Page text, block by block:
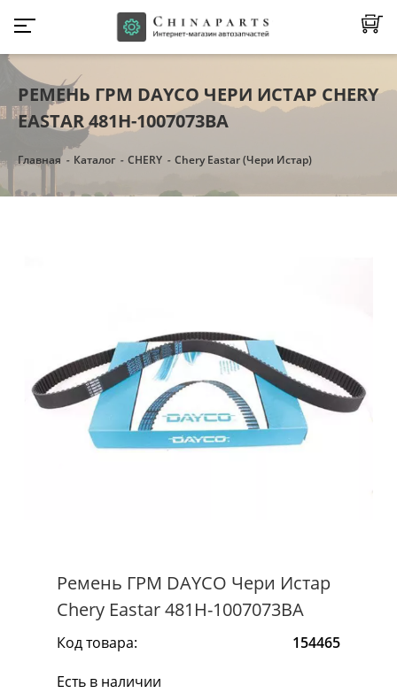
РЕМЕНЬ ГРМ DAYCO ЧЕРИ ИСТАР CHERY
EASTAR 481H-1007073BA
Главная Каталог CHERY Chery Eastar (Чери Истар)
Ремень ГРМ DAYCO Чери Истар
Chery Eastar 481H-1007073BA
Код товара:
154465
Есть в наличии